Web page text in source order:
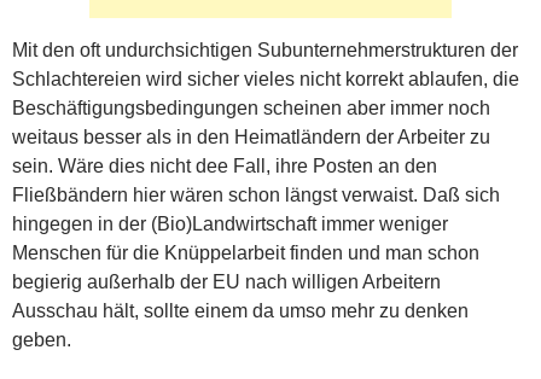
Mit den oft undurchsichtigen Subunternehmerstrukturen der
Schlachtereien wird sicher vieles nicht korrekt ablaufen, die
Beschäftigungsbedingungen scheinen aber immer noch
weitaus besser als in den Heimatländern der Arbeiter zu
sein. Wäre dies nicht dee Fall, ihre Posten an den
Fließbändern hier wären schon längst verwaist. Daß sich
hingegen in der (Bio)Landwirtschaft immer weniger
Menschen für die Knüppelarbeit finden und man schon
begierig außerhalb der EU nach willigen Arbeitern
Ausschau hält, sollte einem da umso mehr zu denken
geben.